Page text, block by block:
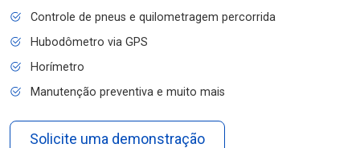
Controle de pneus e quilometragem percorrida
Hubodômetro via GPS
Horímetro
Manutenção preventiva e muito mais
Solicite uma demonstração